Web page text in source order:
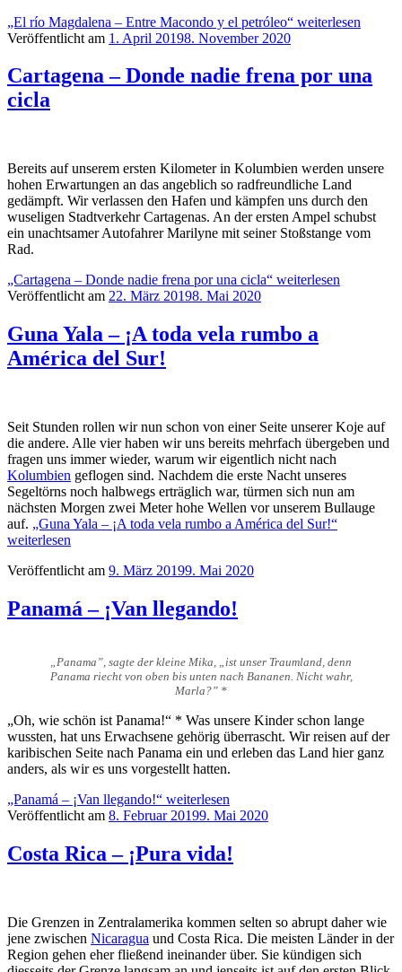
„El río Magdalena – Entre Macondo y el petróleo“ weiterlesen
Veröffentlicht am 1. April 20198. November 2020
Cartagena – Donde nadie frena por una
cicla
Bereits auf unserem ersten Kilometer in Kolumbien werden unsere
hohen Erwartungen an das angeblich so radfreundliche Land
gedämpft. Wir verlassen den Hafen und kämpfen uns durch den
wuseligen Stadtverkehr Cartagenas. An der ersten Ampel schubst
ein unachtsamer Autofahrer Marilyne mit seiner Stoßstange vom
Rad.
„Cartagena – Donde nadie frena por una cicla“ weiterlesen
Veröffentlicht am 22. März 20198. Mai 2020
Guna Yala – ¡A toda vela rumbo a
América del Sur!
Seit Stunden rollen wir nun schon von einer Seite unserer Koje auf
die andere. Alle vier haben wir uns bereits mehrfach übergeben und
fragen uns immer wieder, warum wir eigentlich nicht nach
Kolumbien geflogen sind. Nachdem die erste Nacht unseres
Segeltörns noch halbwegs erträglich war, türmen sich nun am
nächsten Morgen zwei Meter hohe Wellen vor unserem Bullauge
auf. „Guna Yala – ¡A toda vela rumbo a América del Sur!“
weiterlesen
Veröffentlicht am 9. März 20199. Mai 2020
Panamá – ¡Van llegando!
„Panama”, sagte der kleine Mika, „ist unser Traumland, denn
Panama riecht von oben bis unten nach Bananen. Nicht wahr,
Marla?” *
„Oh, wie schön ist Panama!“ * Was unsere Kinder schon lange
wussten, hat uns Erwachsene gehörig überrascht. Wir reisen auf der
karibischen Seite nach Panama ein und erleben das Land hier ganz
anders, als wir es uns vorgestellt hatten.
„Panamá – ¡Van llegando!“ weiterlesen
Veröffentlicht am 8. Februar 20199. Mai 2020
Costa Rica – ¡Pura vida!
Die Grenzen in Zentralamerika kommen selten so abrupt daher wie
jene zwischen Nicaragua und Costa Rica. Die meisten Länder in der
Region gehen eher fließend ineinander über. Sie kündigen sich